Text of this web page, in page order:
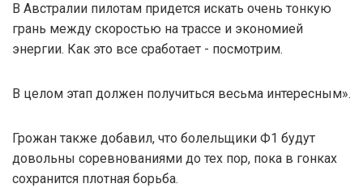
В Австралии пилотам придется искать очень тонкую
грань между скоростью на трассе и экономией
энергии. Как это все сработает - посмотрим.
В целом этап должен получиться весьма интересным».
Грожан также добавил, что болельщики Ф1 будут
довольны соревнованиями до тех пор, пока в гонках
сохранится плотная борьба.